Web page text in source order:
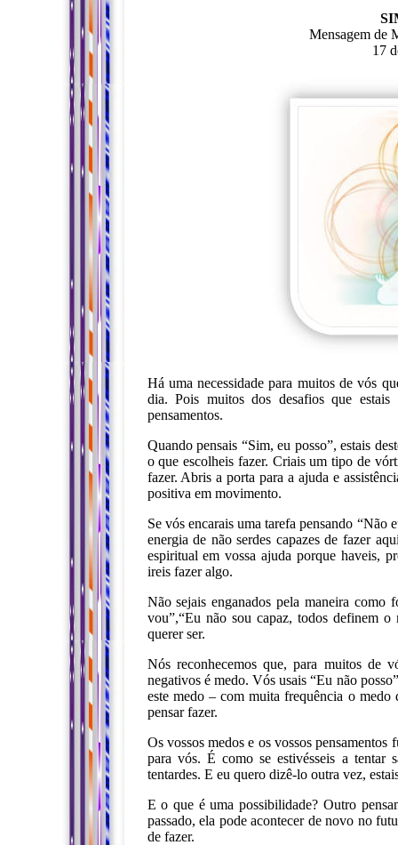
Mensagem de
17
Há uma necessidade para muitos de vós
dia. Pois muitos dos desafios que estais
pensamentos.
Quando pensais “Sim, eu posso”, estais
o que escolheis fazer. Criais um tipo de
fazer. Abris a porta para a ajuda e
positiva em movimento.
Se vós encarais uma tarefa pensando “Não
energia de não serdes capazes de fazer
espiritual em vossa ajuda porque haveis,
ireis fazer algo.
Não sejais enganados pela maneira como
vou”,“Eu não sou capaz, todos definem
querer ser.
Nós reconhecemos que, para muitos de
negativos é medo. Vós usais “Eu não
este medo – com muita frequência o medo
pensar fazer.
Os vossos medos e os vossos
para vós. É como se estivésseis a tentar
tentardes. E eu quero dizê-lo outra vez,
E o que é uma possibilidade? Outro
passado, ela pode acontecer de novo no
de fazer.